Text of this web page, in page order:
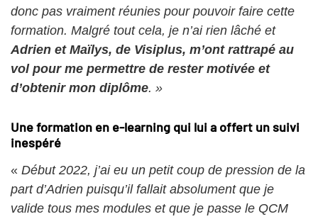
donc pas vraiment réunies pour pouvoir faire cette
formation. Malgré tout cela, je n’ai rien lâché et
Adrien et Maïlys, de Visiplus, m’ont rattrapé au
vol pour me permettre de rester motivée et
d’obtenir mon diplôme. »
Une formation en e-learning qui lui a offert un suivi
inespéré
« Début 2022, j’ai eu un petit coup de pression de la
part d’Adrien puisqu’il fallait absolument que je
valide tous mes modules et que je passe le QCM